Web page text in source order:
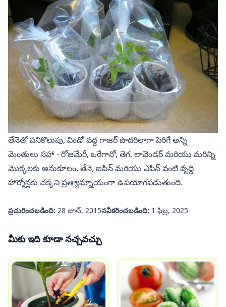
తేనెతో పనికొలుపు, విండో వద్ద గాజర్ పొదరిలాగా పెరిగే అన్ని
మెంతులు సహా - రోజమేరీ, ఒరేగానో, తెగ, లావెండర్ మరియు మరిన్ని
మొక్కలకు అనుకూలం. తేనె, ఐపిన్ మరియు ఎపిన్ వంటి వృద్ధి
హార్మోన్లకు చక్కని ప్రత్యామ్నాయంగా ఉపయోగపడుతుంది.
ప్రచురించబడింది: 28 జూన్, 2015నవీకరించబడింది: 1 ఫిబ్ర, 2025
మీకు ఇది కూడా నచ్చవచ్చు